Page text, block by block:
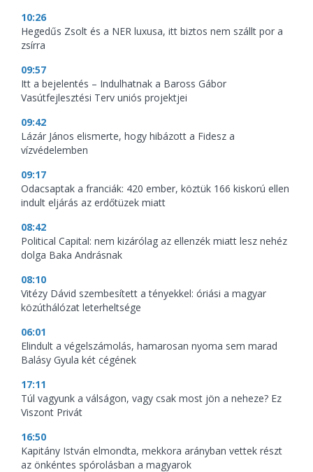
10:26
Hegedűs Zsolt és a NER luxusa, itt biztos nem szállt por a
zsírra
09:57
Itt a bejelentés – Indulhatnak a Baross Gábor
Vasútfejlesztési Terv uniós projektjei
09:42
Lázár János elismerte, hogy hibázott a Fidesz a
vízvédelemben
09:17
Odacsaptak a franciák: 420 ember, köztük 166 kiskorú ellen
indult eljárás az erdőtüzek miatt
08:42
Political Capital: nem kizárólag az ellenzék miatt lesz nehéz
dolga Baka Andrásnak
08:10
Vitézy Dávid szembesített a tényekkel: óriási a magyar
közúthálózat leterheltsége
06:01
Elindult a végelszámolás, hamarosan nyoma sem marad
Balásy Gyula két cégének
17:11
Túl vagyunk a válságon, vagy csak most jön a neheze? Ez
Viszont Privát
16:50
Kapitány István elmondta, mekkora arányban vettek részt
az önkéntes spórolásban a magyarok